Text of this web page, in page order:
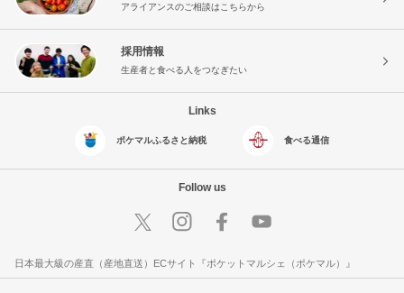
アライアンスのご相談はこちらから
採用情報
生産者と食べる人をつなぎたい
Links
ポケマルふるさと納税 食べる通信
Follow us
日本最大級の産直（産地直送）ECサイト『ポケットマルシェ（ポケマル）』